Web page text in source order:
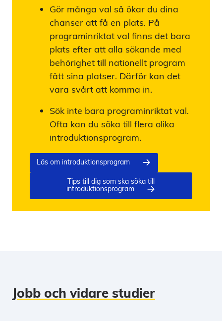
Gör många val så ökar du dina
chanser att få en plats. På
programinriktat val finns det bara
plats efter att alla sökande med
behörighet till nationellt program
fått sina platser. Därför kan det
vara svårt att komma in.
Sök inte bara programinriktat val.
Ofta kan du söka till flera olika
introduktionsprogram.
Läs om introduktionsprogram
Tips till dig som ska söka till
introduktionsprogram
Jobb och vidare studier